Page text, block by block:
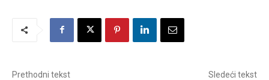
Prethodni tekst Sledeći tekst